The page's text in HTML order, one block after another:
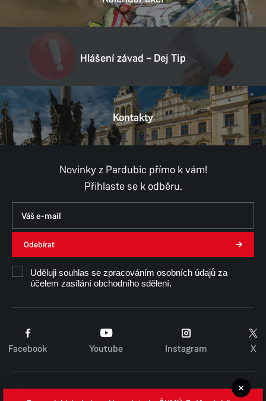
Hlášení závad – Dej Tip
Kontakty
Novinky z Pardubic přímo k vám!
Přihlaste se k odběru.
Odebírat
Uděluji souhlas se zpracováním osobních údajů za
účelem zasílání obchodního sdělení.
Facebook Youtube Instagram X